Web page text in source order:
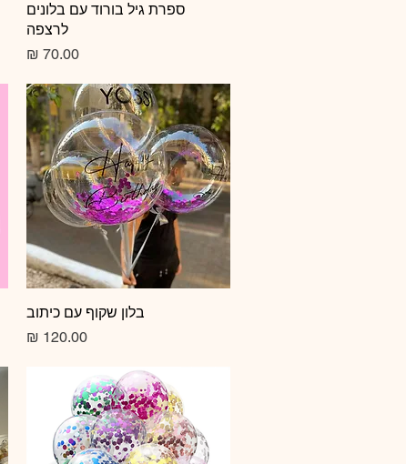
תצוגה מהירה
ספרת גיל בורוד עם בלונים
לרצפה
מחיר‏70.00 ‏₪
תצוגה מהירה
בלון שקוף עם כיתוב
מחיר‏120.00 ‏₪